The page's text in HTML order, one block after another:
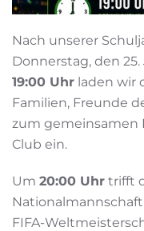
Nach unserer
Donnerstag, den
19:00 Uhr laden wir
Familien, Freunde
zum gemeinsamen
Club ein.
Um 20:00 Uhr trifft
FIFA-